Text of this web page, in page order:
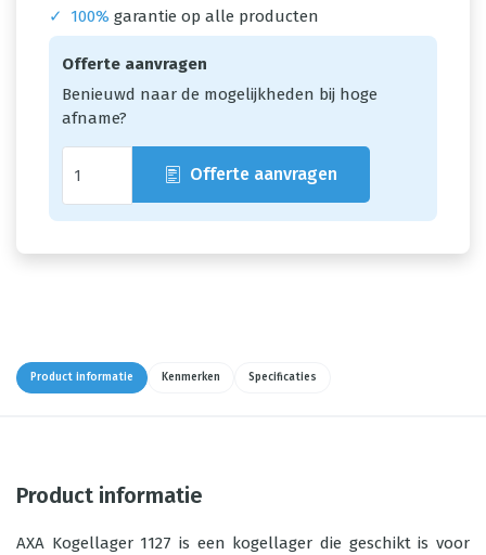
✓
100% garantie op alle producten
Offerte aanvragen
Benieuwd naar de mogelijkheden bij hoge
afname?
Offerte aanvragen
Product informatie Kenmerken Specificaties
Product informatie
AXA Kogellager 1127 is een kogellager die geschikt is voor